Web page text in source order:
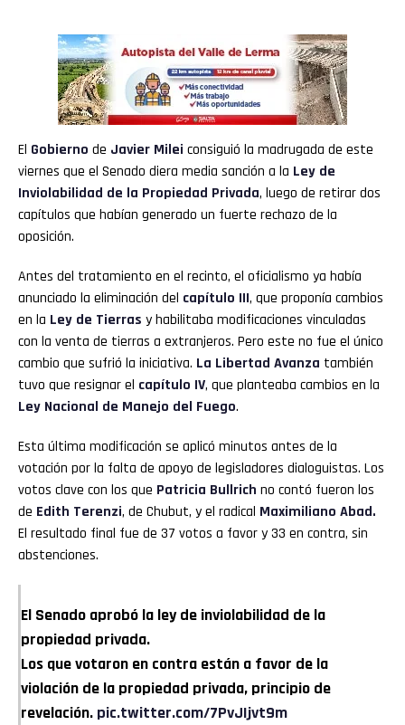
El Gobierno de Javier Milei consiguió la madrugada de este
viernes que el Senado diera media sanción a la Ley de
Inviolabilidad de la Propiedad Privada, luego de retirar dos
capítulos que habían generado un fuerte rechazo de la
oposición.
Antes del tratamiento en el recinto, el oficialismo ya había
anunciado la eliminación del capítulo III, que proponía cambios
en la Ley de Tierras y habilitaba modificaciones vinculadas
con la venta de tierras a extranjeros. Pero este no fue el único
cambio que sufrió la iniciativa. La Libertad Avanza también
tuvo que resignar el capítulo IV, que planteaba cambios en la
Ley Nacional de Manejo del Fuego.
Esta última modificación se aplicó minutos antes de la
votación por la falta de apoyo de legisladores dialoguistas. Los
votos clave con los que Patricia Bullrich no contó fueron los
de Edith Terenzi, de Chubut, y el radical Maximiliano Abad.
El resultado final fue de 37 votos a favor y 33 en contra, sin
abstenciones.
El Senado aprobó la ley de inviolabilidad de la
propiedad privada.
Los que votaron en contra están a favor de la
violación de la propiedad privada, principio de
revelación. pic.twitter.com/7PvJIjvt9m